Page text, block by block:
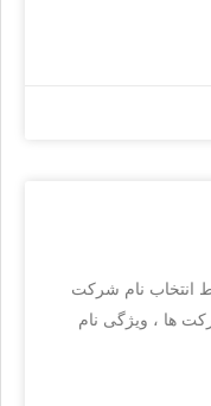
انتخاب نام شرکت
ها ، ویژگی نام